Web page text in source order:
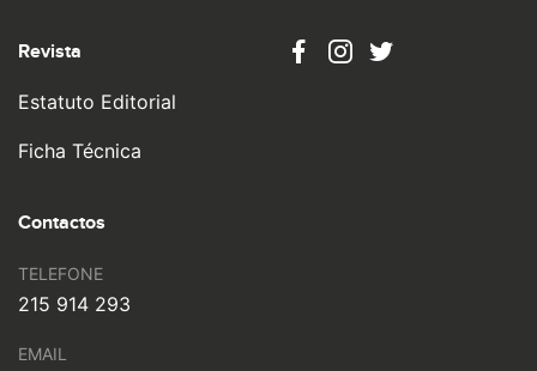
Revista
Estatuto Editorial
Ficha Técnica
Contactos
TELEFONE
215 914 293
EMAIL